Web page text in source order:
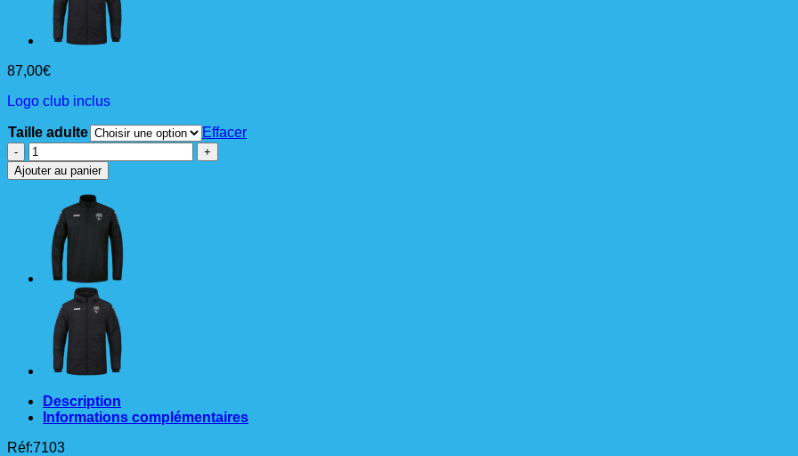
87,00€
Logo club inclus
Taille adulte
Effacer
quantité
de
VESTE
COACH
TEAM
Adulte
Ajouter au panier
Description
Informations complémentaires
Réf:7103